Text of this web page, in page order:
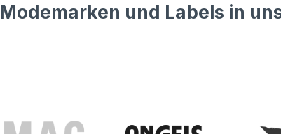
Modemarken und Labels in